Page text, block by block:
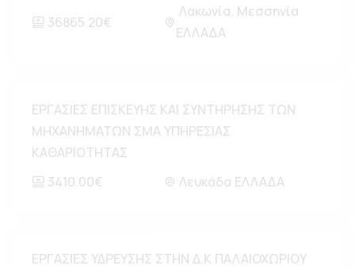
36865.20€
Λακωνία, Μεσσηνία
ΕΛΛΑΔΑ
ΕΡΓΑΣΙΕΣ ΕΠΙΣΚΕΥΗΣ ΚΑΙ ΣΥΝΤΗΡΗΣΗΣ ΤΩΝ
ΜΗΧΑΝΗΜΑΤΩΝ ΣΜΑ ΥΠΗΡΕΣΙΑΣ
ΚΑΘΑΡΙΟΤΗΤΑΣ
3410.00€
Λευκάδα ΕΛΛΑΔΑ
ΕΡΓΑΣΙΕΣ ΥΔΡΕΥΣΗΣ ΣΤΗΝ Δ.Κ ΠΑΛΑΙΟΧΩΡΙΟΥ